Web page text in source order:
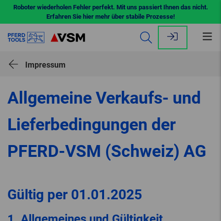
Roboter wiederholen Fehler perfekt. Mit uns passiert Ihnen das nicht.
Erfahren Sie hier mehr über stabile Prozesse!
Impressum
Allgemeine Verkaufs- und
Lieferbedingungen der
PFERD-VSM (Schweiz) AG
Gültig per 01.01.2025